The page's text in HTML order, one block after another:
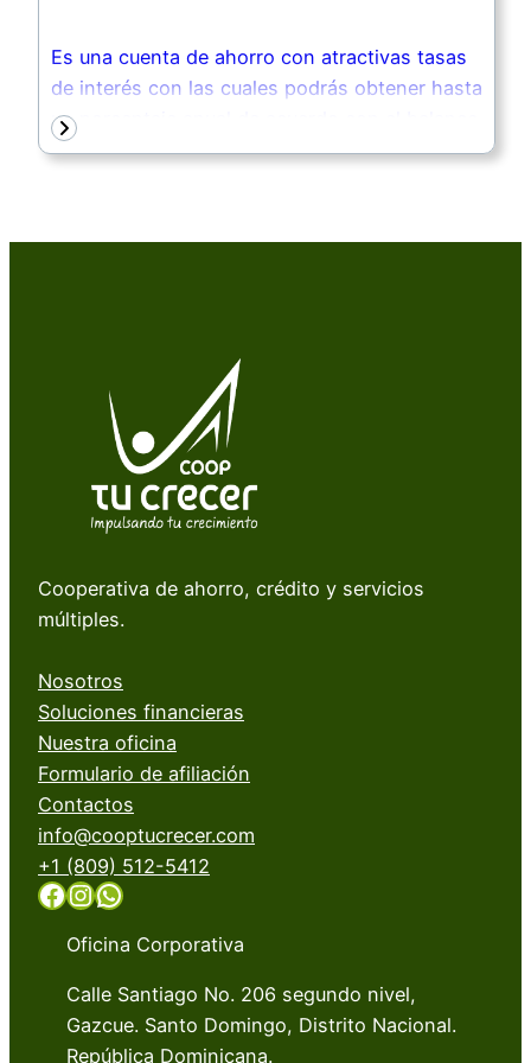
Es una cuenta de ahorro con atractivas tasas
de interés con las cuales podrás obtener hasta
un porcentaje anual de acuerdo con el balance
promedio diario mantenido en la cuenta.
Cooperativa de ahorro, crédito y servicios
múltiples.
Nosotros
Soluciones financieras
Nuestra oficina
Formulario de afiliación
Contactos
info@cooptucrecer.com
+1 (809) 512-5412
Facebook InstagramWhatsApp
Oficina Corporativa
Calle Santiago No. 206 segundo nivel,
Gazcue. Santo Domingo, Distrito Nacional.
República Dominicana.